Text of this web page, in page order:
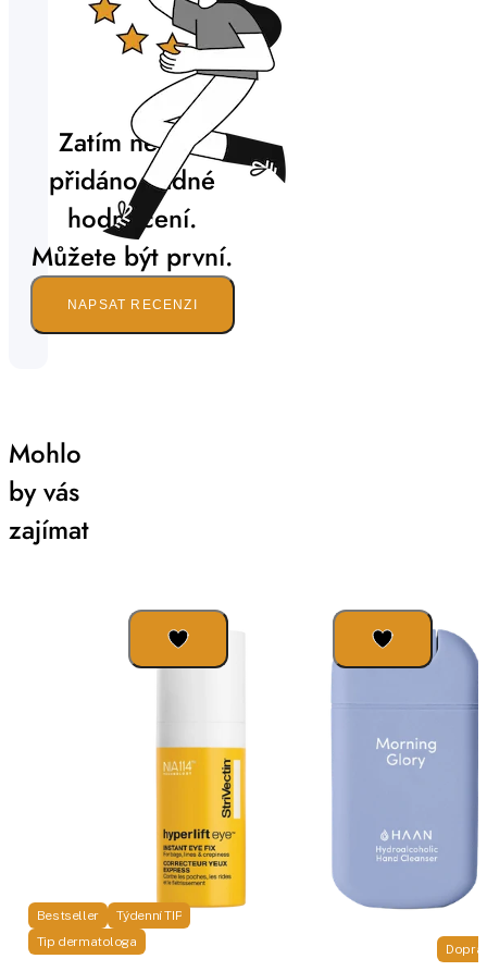
Zatím nebylo
přidáno žádné
hodnocení.
Můžete být první.
NAPSAT RECENZI
Mohlo
by vás
zajímat
Bestseller
Týdenní TIP
Tip dermatologa